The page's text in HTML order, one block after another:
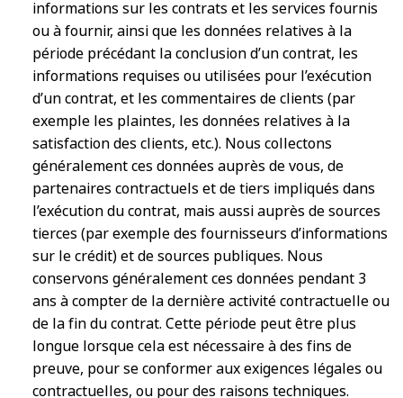
informations sur les contrats et les services fournis
ou à fournir, ainsi que les données relatives à la
période précédant la conclusion d’un contrat, les
informations requises ou utilisées pour l’exécution
d’un contrat, et les commentaires de clients (par
exemple les plaintes, les données relatives à la
satisfaction des clients, etc.). Nous collectons
généralement ces données auprès de vous, de
partenaires contractuels et de tiers impliqués dans
l’exécution du contrat, mais aussi auprès de sources
tierces (par exemple des fournisseurs d’informations
sur le crédit) et de sources publiques. Nous
conservons généralement ces données pendant 3
ans à compter de la dernière activité contractuelle ou
de la fin du contrat. Cette période peut être plus
longue lorsque cela est nécessaire à des fins de
preuve, pour se conformer aux exigences légales ou
contractuelles, ou pour des raisons techniques.